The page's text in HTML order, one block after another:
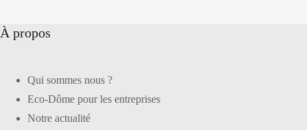
À propos
Qui sommes nous ?
Eco-Dôme pour les entreprises
Notre actualité